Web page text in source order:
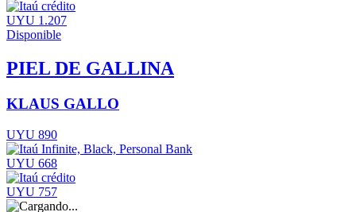
UYU 1.207
Disponible
PIEL DE GALLINA
KLAUS GALLO
UYU 890
UYU 668
UYU 757